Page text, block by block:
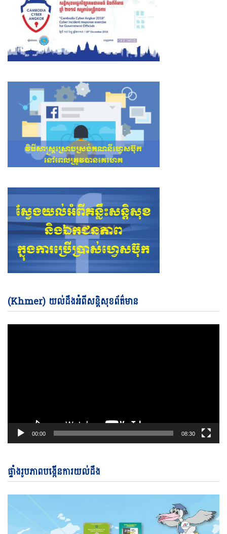
(Khmer) យល់ដឹងអំពីសន្តិសុខព័ត៌មាន
00:00 08:30
ផ្ទាំងរូបភាពបង្កើនការយល់ដឹង